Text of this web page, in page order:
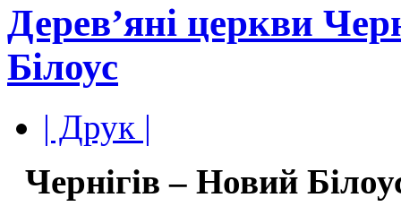
Дерев’яні церкви
Білоус
| Друк |
Чернігів – Новий